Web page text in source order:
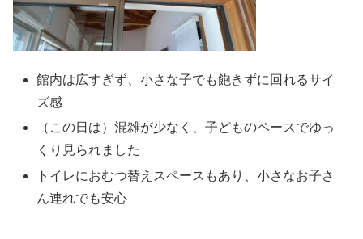
館内は広すぎず、小さな子でも飽きずに回れるサイ
ズ感
（この日は）混雑が少なく、子どものペースでゆっ
くり見られました
トイレにおむつ替えスペースもあり、小さなお子さ
ん連れでも安心